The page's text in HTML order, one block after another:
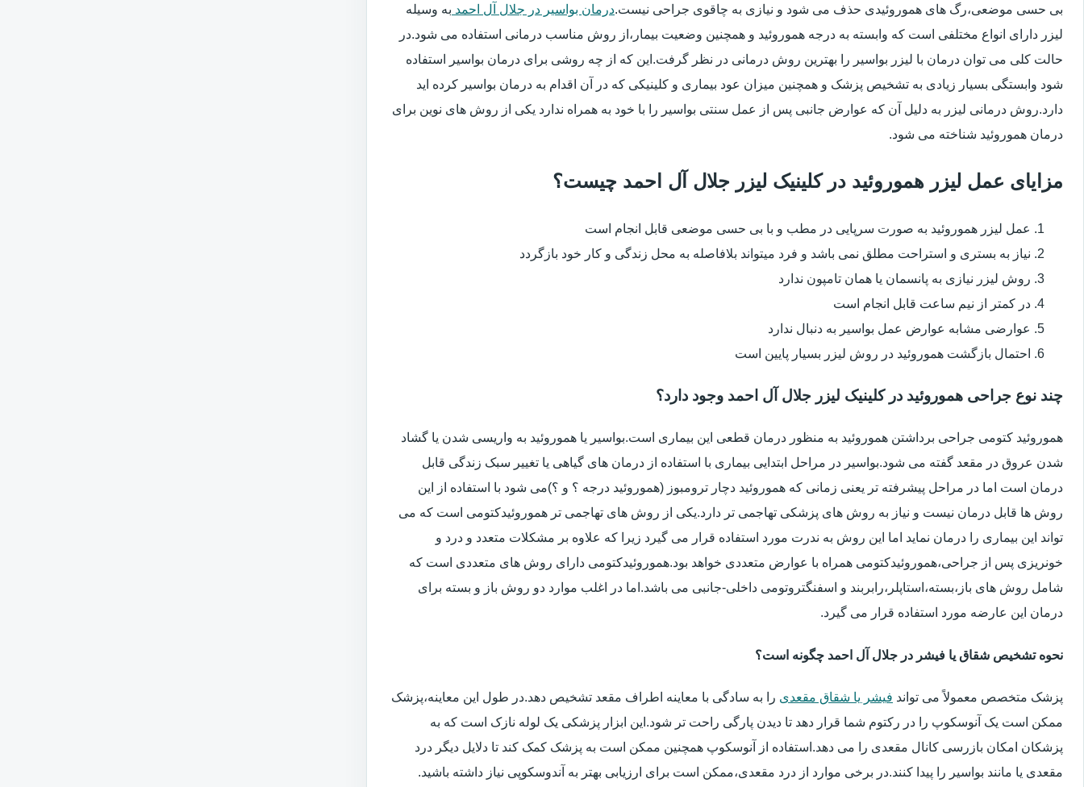
بی حسی موضعی،رگ های هموروئیدی حذف می شود و نیازی به چاقوی جراحی نیست.درمان بواسیر در جلال آل احمد به وسیله
لیزر دارای انواع مختلفی است که وابسته به درجه هموروئید و همچنین وضعیت بیمار،از روش مناسب درمانی استفاده می شود.در
حالت کلی می توان درمان با لیزر بواسیر را بهترین روش درمانی در نظر گرفت.این که از چه روشی برای درمان بواسیر استفاده
شود وابستگی بسیار زیادی به تشخیص پزشک و همچنین میزان عود بیماری و کلینیکی که در آن اقدام به درمان بواسیر کرده اید
دارد.روش درمانی لیزر به دلیل آن که عوارض جانبی پس از عمل سنتی بواسیر را با خود به همراه ندارد یکی از روش های نوین برای
درمان هموروئید شناخته می شود.
مزایای عمل لیزر هموروئید در کلینیک لیزر جلال آل احمد چیست؟
عمل لیزر هموروئید به صورت سرپایی در مطب و با بی حسی موضعی قابل انجام است
نیاز به بستری و استراحت مطلق نمی باشد و فرد میتواند بلافاصله به محل زندگی و کار خود بازگردد
روش لیزر نیازی به پانسمان یا همان تامپون ندارد
در کمتر از نیم ساعت قابل انجام است
عوارضی مشابه عوارض عمل بواسیر به دنبال ندارد
احتمال بازگشت هموروئید در روش لیزر بسیار پایین است
چند نوع جراحی هموروئید در کلینیک لیزر جلال آل احمد وجود دارد؟
هموروئید کتومی جراحی برداشتن هموروئید به منظور درمان قطعی این بیماری است.بواسیر یا هموروئید به واریسی شدن یا گشاد
شدن عروق در مقعد گفته می شود.بواسیر در مراحل ابتدایی بیماری با استفاده از درمان های گیاهی یا تغییر سبک زندگی قابل
درمان است اما در مراحل پیشرفته تر یعنی زمانی که هموروئید دچار ترومبوز (هموروئید درجه ؟ و ؟)می شود با استفاده از این
روش ها قابل درمان نیست و نیاز به روش های پزشکی تهاجمی تر دارد.یکی از روش های تهاجمی تر هموروئیدکتومی است که می
تواند این بیماری را درمان نماید اما این روش به ندرت مورد استفاده قرار می گیرد زیرا که علاوه بر مشکلات متعدد و درد و
خونریزی پس از جراحی،هموروئیدکتومی همراه با عوارض متعددی خواهد بود.هموروئیدکتومی دارای روش های متعددی است که
شامل روش های باز،بسته،استاپلر،رابربند و اسفنگتروتومی داخلی-جانبی می باشد.اما در اغلب موارد دو روش باز و بسته برای
درمان این عارضه مورد استفاده قرار می گیرد.
نحوه تشخیص شقاق یا فیشر در جلال آل احمد چگونه است؟
پزشک متخصص معمولاً می تواند فیشر یا شقاق مقعدی را به سادگی با معاینه اطراف مقعد تشخیص دهد.در طول این معاینه،پزشک
ممکن است یک آنوسکوپ را در رکتوم شما قرار دهد تا دیدن پارگی راحت تر شود.این ابزار پزشکی یک لوله نازک است که به
پزشکان امکان بازرسی کانال مقعدی را می دهد.استفاده از آنوسکوپ همچنین ممکن است به پزشک کمک کند تا دلایل دیگر درد
مقعدی یا مانند بواسیر را پیدا کنند.در برخی موارد از درد مقعدی،ممکن است برای ارزیابی بهتر به آندوسکوپی نیاز داشته باشید.